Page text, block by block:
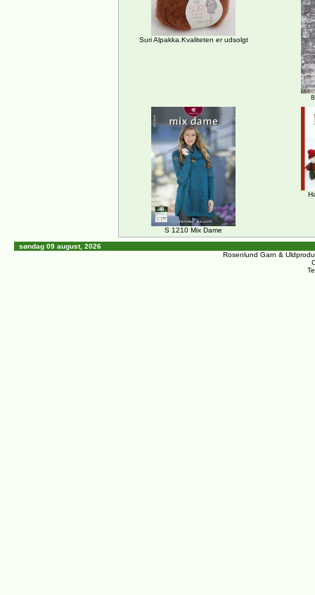
Suri Alpakka.Kvaliteten er udsolgt
S 1210 Mix Dame
søndag 09 august, 2026
Rosenlund Garn &